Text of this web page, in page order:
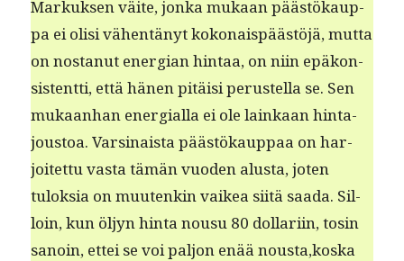
Markuk­sen väite, jon­ka mukaan päästökaup­
pa ei olisi vähen­tänyt kokon­ais­päästöjä, mut­ta
on nos­tanut ener­gian hin­taa, on niin epäkon­
sis­tent­ti, että hänen pitäisi perustel­la se. Sen
mukaan­han ener­gial­la ei ole lainkaan hin­ta­
jous­toa. Varsi­naista päästökaup­paa on har­
joitet­tu vas­ta tämän vuo­den alus­ta, joten
tulok­sia on muutenkin vaikea siitä saa­da. Sil­
loin, kun öljyn hin­ta nousu 80 dol­lari­in, tosin
sanoin, ettei se voi paljon enää nousta,koska